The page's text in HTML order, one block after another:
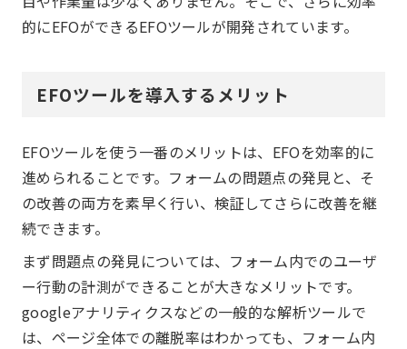
的にEFOができるEFOツールが開発されています。
EFOツールを導入するメリット
EFOツールを使う一番のメリットは、EFOを効率的に
進められることです。フォームの問題点の発見と、そ
の改善の両方を素早く行い、検証してさらに改善を継
続できます。
まず問題点の発見については、フォーム内でのユーザ
ー行動の計測ができることが大きなメリットです。
googleアナリティクスなどの一般的な解析ツールで
は、ページ全体での離脱率はわかっても、フォーム内